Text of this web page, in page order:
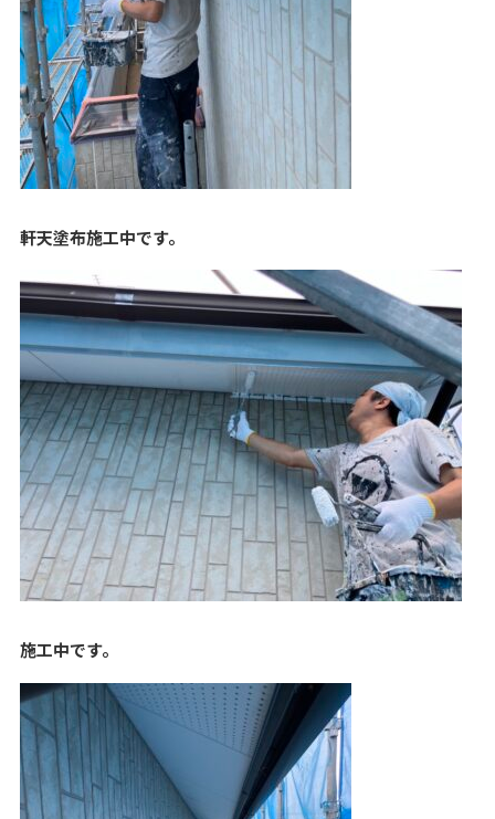
軒天塗布施工中です。
施工中です。